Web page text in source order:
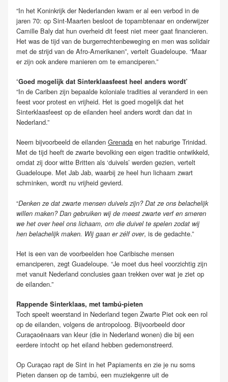
“In het Koninkrijk der Nederlanden kwam er al een verbod in de
jaren 70: op Sint-Maarten besloot de topambtenaar en onderwijzer
Camille Baly dat hun overheid dit feest niet meer gaat financieren.
Het was de tijd van de burgerrechtenbeweging en men was solidair
met de strijd van de Afro-Amerikanen”, vertelt Guadeloupe. “Maar
er zijn ook andere manieren om te emanciperen.”
‘Goed mogelijk dat Sinterklaasfeest heel anders wordt’
“In de Cariben zijn bepaalde koloniale tradities al veranderd in een
feest voor protest en vrijheid. Het is goed mogelijk dat het
Sinterklaasfeest op de eilanden heel anders wordt dan dat in
Nederland.”
Neem bijvoorbeeld de eilanden Grenada en het naburige Trinidad.
Met de tijd heeft de zwarte bevolking een eigen traditie ontwikkeld,
omdat zij door witte Britten als ‘duivels’ werden gezien, vertelt
Guadeloupe. Met Jab Jab, waarbij ze heel hun lichaam zwart
schminken, wordt nu vrijheid gevierd.
“Denken ze dat zwarte mensen duivels zijn? Dat ze ons belachelijk
willen maken? Dan gebruiken wij de meest zwarte verf en smeren
we het over heel ons lichaam, om die duivel te spelen zodat wij
hen belachelijk maken. Wij gaan er zélf over, is de gedachte.”
Het is een van de voorbeelden hoe Caribische mensen
emanciperen, zegt Guadeloupe. “Je moet dus heel voorzichtig zijn
met vanuit Nederland conclusies gaan trekken over wat je ziet op
de eilanden.”
Rappende Sinterklaas, met tambú-pieten
Toch speelt weerstand in Nederland tegen Zwarte Piet ook een rol
op de eilanden, volgens de antropoloog. Bijvoorbeeld door
Curaçaoënaars van kleur (die in Nederland wonen) die bij een
eerdere intocht op het eiland hebben gedemonstreerd.
Op Curaçao rapt de Sint in het Papiaments en zie je nu soms
Pieten dansen op de tambú, een muziekgenre uit de